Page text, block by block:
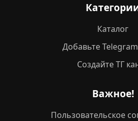
Каталог
Добавьте
Создайте ТГ
Важное!
Пользовательское